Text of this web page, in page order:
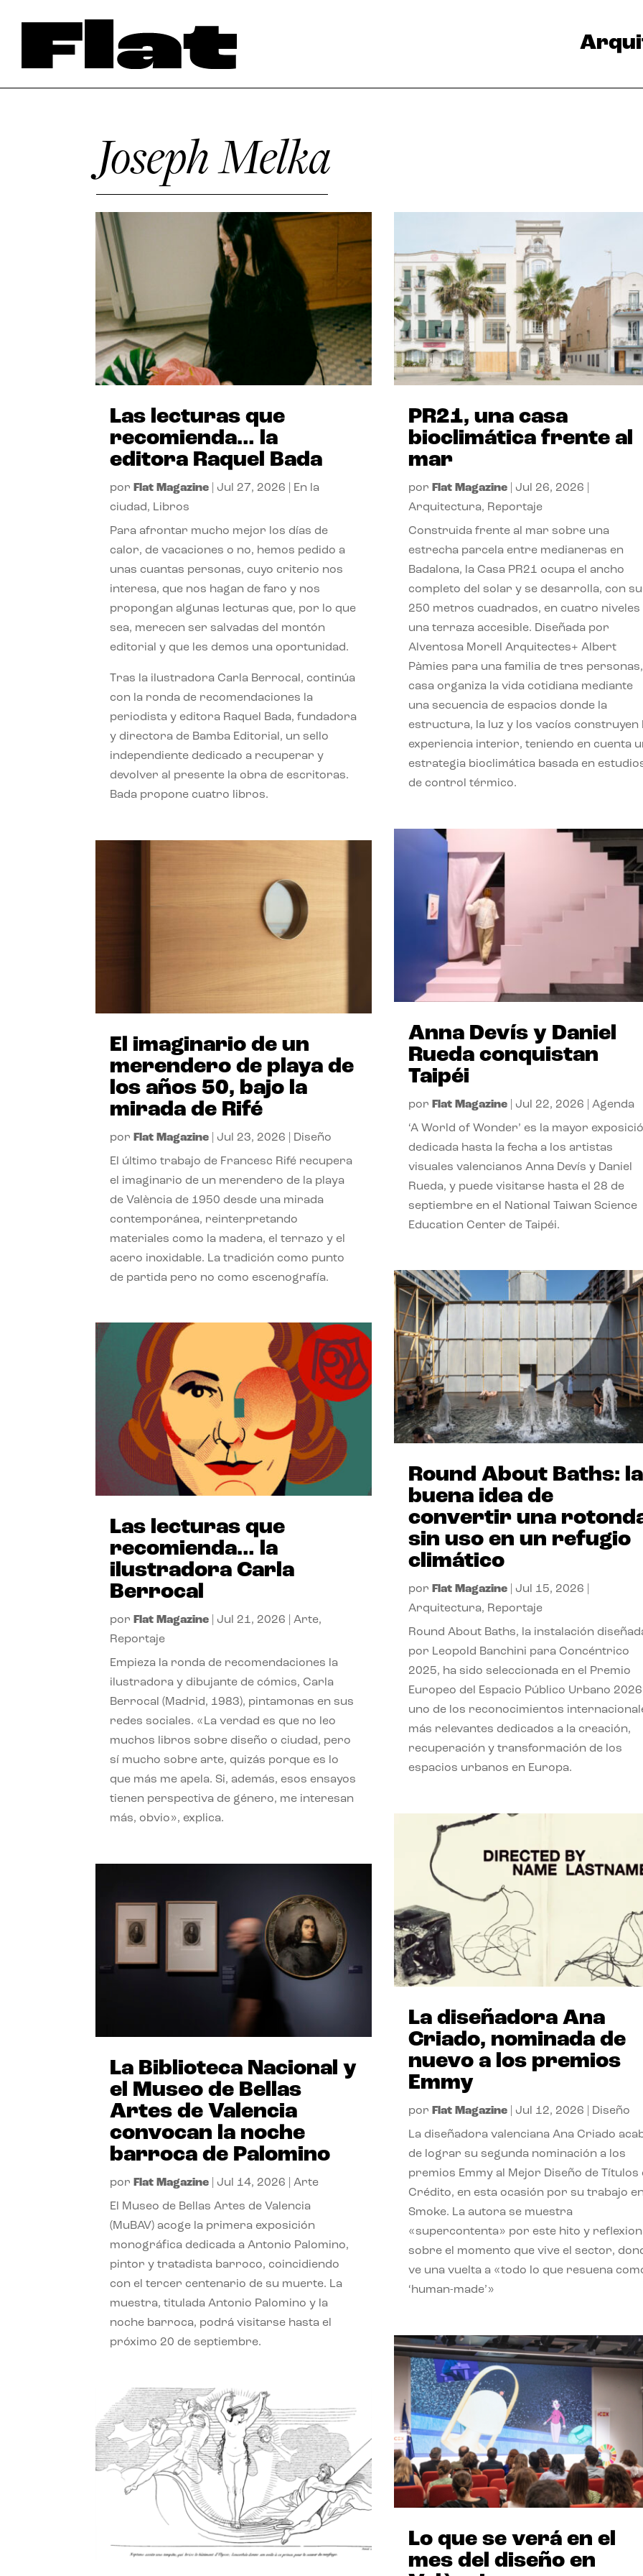
Joseph Melka
Las lecturas que
recomienda… la
editora Raquel Bada
por Flat Magazine Jul 27, 2026
En la
ciudad, Libros
Para afrontar mucho mejor los días de
calor, de vacaciones o no, hemos pedido a
unas cuantas personas, cuyo criterio nos
interesa, que nos hagan de faro y nos
propongan algunas lecturas que, por lo que
sea, merecen ser salvadas del montón
editorial y que les demos una oportunidad.
Tras la ilustradora Carla Berrocal, continúa
con la ronda de recomendaciones la
periodista y editora Raquel Bada, fundadora
y directora de Bamba Editorial, un sello
independiente dedicado a recuperar y
devolver al presente la obra de escritoras.
Bada propone cuatro libros.
El imaginario de un
merendero de playa de
los años 50, bajo la
mirada de Rifé
por Flat Magazine Jul 23, 2026 Diseño
El último trabajo de Francesc Rifé recupera
el imaginario de un merendero de la playa
de València de 1950 desde una mirada
contemporánea, reinterpretando
materiales como la madera, el terrazo y el
acero inoxidable. La tradición como punto
de partida pero no como escenografía.
Las lecturas que
recomienda… la
ilustradora Carla
Berrocal
por Flat Magazine Jul 21, 2026 |Arte,
Reportaje
Empieza la ronda de recomendaciones la
ilustradora y dibujante de cómics, Carla
Berrocal (Madrid, 1983), pintamonas en sus
redes sociales. «La verdad es que no leo
muchos libros sobre diseño o ciudad, pero
sí mucho sobre arte, quizás porque es lo
que más me apela. Si, además, esos ensayos
tienen perspectiva de género, me interesan
más, obvio», explica.
La Biblioteca Nacional y
el Museo de Bellas
Artes de Valencia
convocan la noche
barroca de Palomino
por Flat Magazine Jul 14, 2026 |Arte
El Museo de Bellas Artes de Valencia
(MuBAV) acoge la primera exposición
monográfica dedicada a Antonio Palomino,
pintor y tratadista barroco, coincidiendo
con el tercer centenario de su muerte. La
muestra, titulada Antonio Palomino y la
noche barroca, podrá visitarse hasta el
próximo 20 de septiembre.
PR21, una casa
bioclimática frente al
mar
por Flat Magazine| Jul 26, 2026
Arquitectura, Reportaje
Construida frente al mar sobre una
estrecha parcela entre medianeras en
Badalona, la Casa PR21 ocupa el ancho
completo del solar y se desarrolla, con
250 metros cuadrados, en cuatro niveles
una terraza accesible. Diseñada por
Alventosa Morell Arquitectes+ Albert
Pàmies para una familia de tres
casa organiza la vida cotidiana mediante
una secuencia de espacios donde la
estructura, la luz y los vacíos construyen
experiencia interior, teniendo en cuenta
estrategia bioclimática basada en
de control térmico.
Anna Devís y Daniel
Rueda conquistan
Taipéi
por Flat Magazine| Jul 22, 2026 Agenda
‘A World of Wonder’ es la mayor
dedicada hasta la fecha a los artistas
visuales valencianos Anna Devís y Daniel
Rueda, y puede visitarse hasta el 28 de
septiembre en el National Taiwan Science
Education Center de Taipéi.
Round About Baths: la
buena idea de
convertir una
sin uso en un refugio
climático
por Flat Magazine| Jul 15, 2026
Arquitectura, Reportaje
Round About Baths, la instalación
por Leopold Banchini para Concéntrico
2025, ha sido seleccionada en el Premio
Europeo del Espacio Público Urbano
uno de los reconocimientos
más relevantes dedicados a la creación,
recuperación y transformación de los
espacios urbanos en Europa.
La diseñadora Ana
Criado, nominada de
nuevo a los premios
Emmy
por Flat Magazine| Jul 12, 2026 Diseño
La diseñadora valenciana Ana Criado
de lograr su segunda nominación a los
premios Emmy al Mejor Diseño de Títulos
Crédito, en esta ocasión por su trabajo
Smoke. La autora se muestra
«supercontenta» por este hito y
sobre el momento que vive el sector,
ve una vuelta a «todo lo que resuena
‘human-made’»
Lo que se verá en el
mes del diseño en